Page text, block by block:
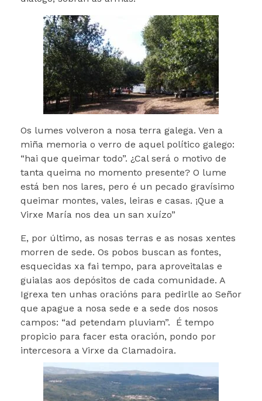
Os lumes volveron a nosa terra galega. Ven a
miña memoria o verro de aquel político galego:
“hai que queimar todo”. ¿Cal será o motivo de
tanta queima no momento presente? O lume
está ben nos lares, pero é un pecado gravísimo
queimar montes, vales, leiras e casas. ¡Que a
Virxe María nos dea un san xuízo”
E, por último, as nosas terras e as nosas xentes
morren de sede. Os pobos buscan as fontes,
esquecidas xa fai tempo, para aproveitalas e
guialas aos depósitos de cada comunidade. A
Igrexa ten unhas oracións para pedirlle ao Señor
que apague a nosa sede e a sede dos nosos
campos: “ad petendam pluviam”. É tempo
propicio para facer esta oración, pondo por
intercesora a Virxe da Clamadoira.